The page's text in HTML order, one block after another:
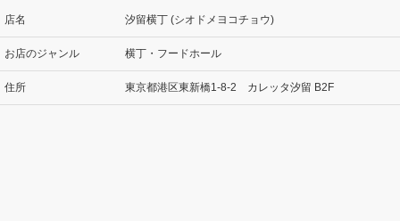
店名 汐留横丁 (シオドメヨコチョウ)
お店のジャンル 横丁・フードホール
住所 東京都港区東新橋1-8-2 カレッタ汐留 B2F